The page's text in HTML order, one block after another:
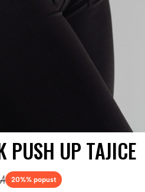
PUSH UP TAJICE
20%% popust